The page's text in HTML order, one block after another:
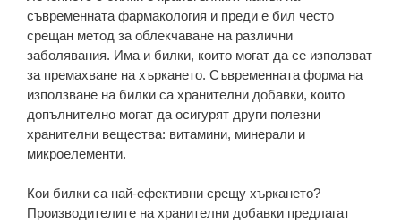
съвременната фармакология и преди е бил често
срещан метод за облекчаване на различни
заболявания. Има и билки, които могат да се използват
за премахване на хъркането. Съвременната форма на
използване на билки са хранителни добавки, които
допълнително могат да осигурят други полезни
хранителни вещества: витамини, минерали и
микроелементи.
Кои билки са най-ефективни срещу хъркането?
Производителите на хранителни добавки предлагат